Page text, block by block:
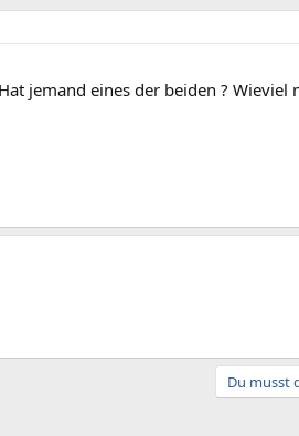
jemand eines der beiden ? Wieviel
Du musst